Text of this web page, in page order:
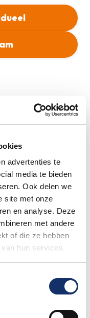
advertenties te
media te bieden
Ook delen we
site met onze
en analyse. Deze
met andere
of die ze hebben
hun services.